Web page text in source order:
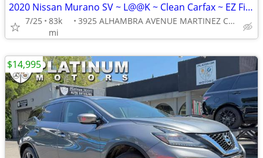
2020 Nissan Murano SV ~ L@@K ~ Clean Carfax ~ EZ Finance ~ Call Now !
7/25
83k
mi
3925 ALHAMBRA AVENUE MARTINEZ CA 94553
$14,995